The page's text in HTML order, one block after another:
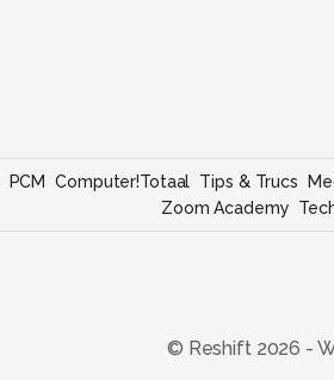
PCM Computer!Totaal Tips & Trucs
Zoom Academy
© Reshift 2026 -